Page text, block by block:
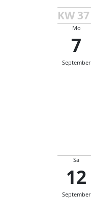
KW 37
Mo
7
September
Sa
12
September